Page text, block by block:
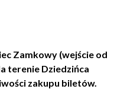
Zamkowy (wejście od
terenie Dziedzińca
zakupu biletów.